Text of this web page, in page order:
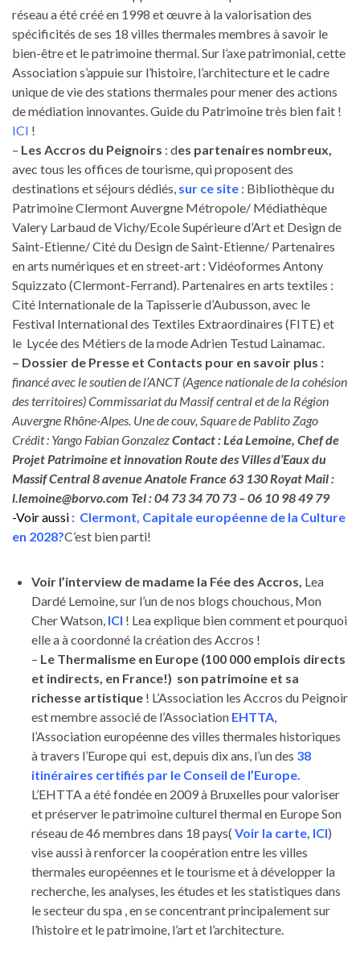
réseau a été créé en 1998 et œuvre à la valorisation des
spécificités de ses 18 villes thermales membres à savoir le
bien-être et le patrimoine thermal. Sur l’axe patrimonial, cette
Association s’appuie sur l’histoire, l’architecture et le cadre
unique de vie des stations thermales pour mener des actions
de médiation innovantes. Guide du Patrimoine très bien fait !
ICI !
– Les Accros du Peignoirs : des partenaires nombreux,
avec tous les offices de tourisme, qui proposent des
destinations et séjours dédiés, sur ce site : Bibliothèque du
Patrimoine Clermont Auvergne Métropole/ Médiathèque
Valery Larbaud de Vichy/Ecole Supérieure d’Art et Design de
Saint-Etienne/ Cité du Design de Saint-Etienne/ Partenaires
en arts numériques et en street-art : Vidéoformes Antony
Squizzato (Clermont-Ferrand). Partenaires en arts textiles :
Cité Internationale de la Tapisserie d’Aubusson, avec le
Festival International des Textiles Extraordinaires (FITE) et
le Lycée des Métiers de la mode Adrien Testud Lainamac.
– Dossier de Presse et Contacts pour en savoir plus :
financé avec le soutien de l’ANCT (Agence nationale de la cohésion
des territoires) Commissariat du Massif central et de la Région
Auvergne Rhône-Alpes. Une de couv, Square de Pablito Zago
Crédit : Yango Fabian GonzalezContact : Léa Lemoine, Chef de
Projet Patrimoine et innovation Route des Villes d’Eaux du
Massif Central 8 avenue Anatole France 63 130 Royat Mail :
l.lemoine@borvo.com Tel : 04 73 34 70 73 – 06 10 98 49 79
-Voir aussi : Clermont, Capitale européenne de la Culture
en 2028?C’est bien parti!
Voir l’interview de madame la Fée des Accros, Lea
Dardé Lemoine, sur l’un de nos blogs chouchous, Mon
Cher Watson, ICI ! Lea explique bien comment et pourquoi
elle a à coordonné la création des Accros !
– Le Thermalisme en Europe (100 000 emplois directs
et indirects, en France!) son patrimoine et sa
richesse artistique ! L’Association les Accros du Peignoir
est membre associé de l’Association EHTTA,
l’Association européenne des villes thermales historiques
à travers l’Europe qui est, depuis dix ans, l’un des 38
itinéraires certifiés par le Conseil de l’Europe.
L’EHTTA a été fondée en 2009 à Bruxelles pour valoriser
et préserver le patrimoine culturel thermal en Europe Son
réseau de 46 membres dans 18 pays( Voir la carte, ICI)
vise aussi à renforcer la coopération entre les villes
thermales européennes et le tourisme et à développer la
recherche, les analyses, les études et les statistiques dans
le secteur du spa , en se concentrant principalement sur
l’histoire et le patrimoine, l’art et l’architecture.